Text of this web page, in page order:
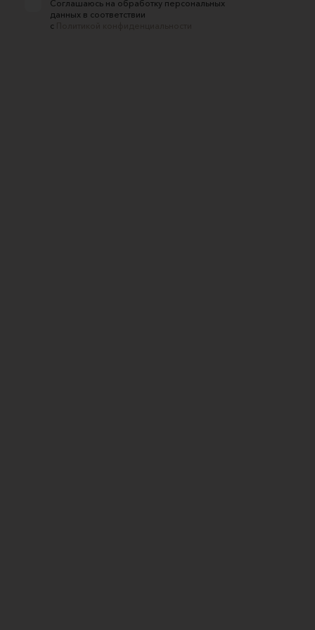
Соглашаюсь на обработку персональных
данных в соответствии
с